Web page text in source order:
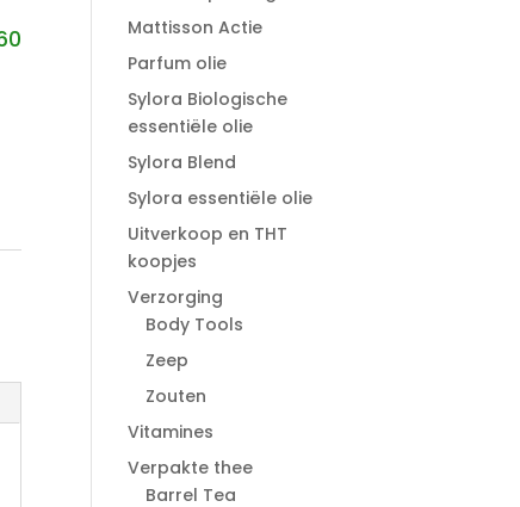
Mattisson Actie
Parfum olie
Sylora Biologische
essentiële olie
Sylora Blend
Sylora essentiële olie
Uitverkoop en THT
koopjes
Verzorging
Body Tools
Zeep
Zouten
Vitamines
Verpakte thee
Barrel Tea